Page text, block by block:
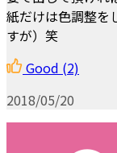
紙だけは色調整を
すが）笑
Good (2)
2018/05/20